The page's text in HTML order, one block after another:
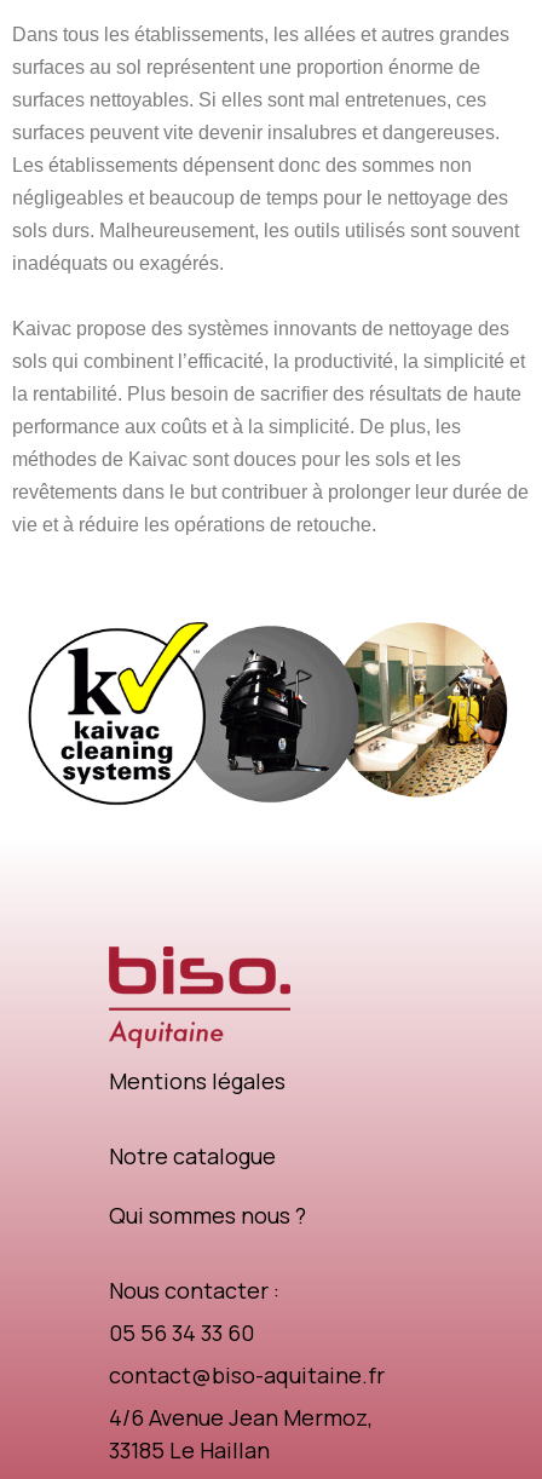
Dans tous les établissements, les allées et autres grandes
surfaces au sol représentent une proportion énorme de
surfaces nettoyables. Si elles sont mal entretenues, ces
surfaces peuvent vite devenir insalubres et dangereuses.
Les établissements dépensent donc des sommes non
négligeables et beaucoup de temps pour le nettoyage des
sols durs. Malheureusement, les outils utilisés sont souvent
inadéquats ou exagérés.
Kaivac propose des systèmes innovants de nettoyage des
sols qui combinent l’efficacité, la productivité, la simplicité et
la rentabilité. Plus besoin de sacrifier des résultats de haute
performance aux coûts et à la simplicité. De plus, les
méthodes de Kaivac sont douces pour les sols et les
revêtements dans le but contribuer à prolonger leur durée de
vie et à réduire les opérations de retouche.
Mentions légales
Notre catalogue
Qui sommes nous ?
Nous contacter :
05 56 34 33 60
contact@biso-aquitaine.fr
4/6 Avenue Jean Mermoz,
33185 Le Haillan